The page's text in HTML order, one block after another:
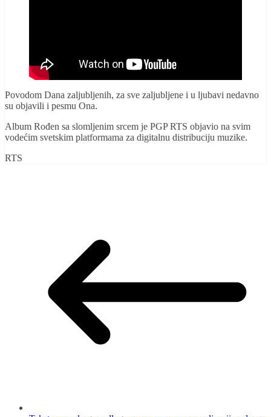
Povodom Dana zaljubljenih, za sve zaljubljene i u ljubavi nedavno
su objavili i pesmu Ona.
Album Rođen sa slomljenim srcem je PGP RTS objavio na svim
vodećim svetskim platformama za digitalnu distribuciju muzike.
RTS